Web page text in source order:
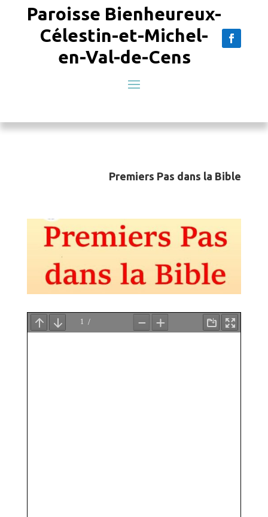
Paroisse Bienheureux-
Célestin-et-Michel-
en-Val-de-Cens
Premiers Pas dans la Bible